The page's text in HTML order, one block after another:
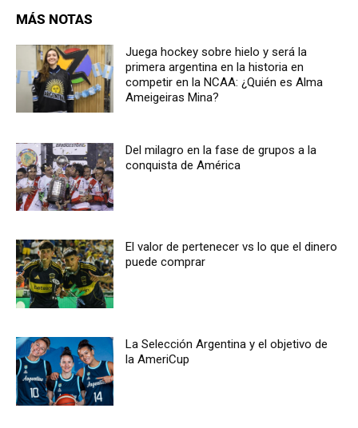
MÁS NOTAS
Juega hockey sobre hielo y será la
primera argentina en la historia en
competir en la NCAA: ¿Quién es Alma
Ameigeiras Mina?
Del milagro en la fase de grupos a la
conquista de América
El valor de pertenecer vs lo que el dinero
puede comprar
La Selección Argentina y el objetivo de
la AmeriCup